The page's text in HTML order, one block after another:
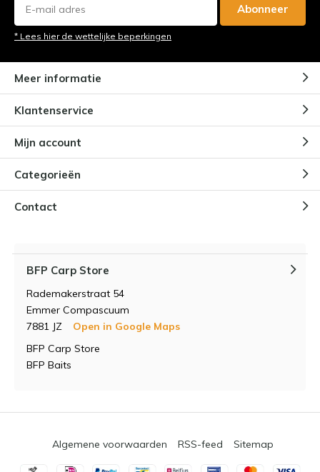
Abonneer
* Lees hier de wettelijke beperkingen
Meer informatie
Klantenservice
Mijn account
Categorieën
Contact
BFP Carp Store
Rademakerstraat 54
Emmer Compascuum
7881 JZ
Open in Google Maps
BFP Carp Store
BFP Baits
Algemene voorwaarden RSS-feed Sitemap